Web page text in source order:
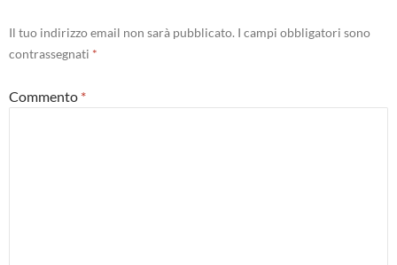
Il tuo indirizzo email non sarà pubblicato. I campi obbligatori sono
contrassegnati *
Commento *